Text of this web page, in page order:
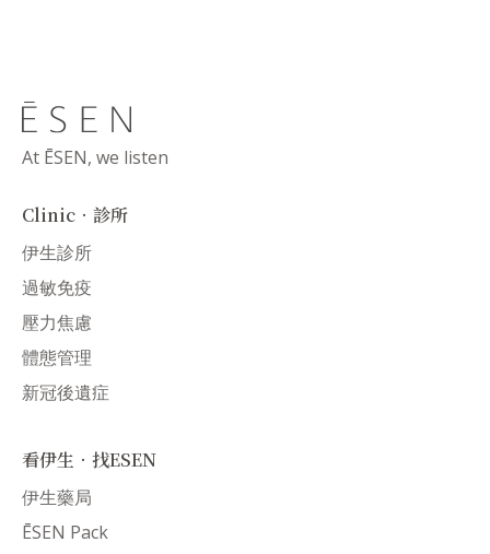
At ĒSEN, we listen
Clinic．診所
伊生診所
過敏免疫
壓力焦慮
體態管理
新冠後遺症
看伊生．找ESEN
伊生藥局
ĒSEN Pack